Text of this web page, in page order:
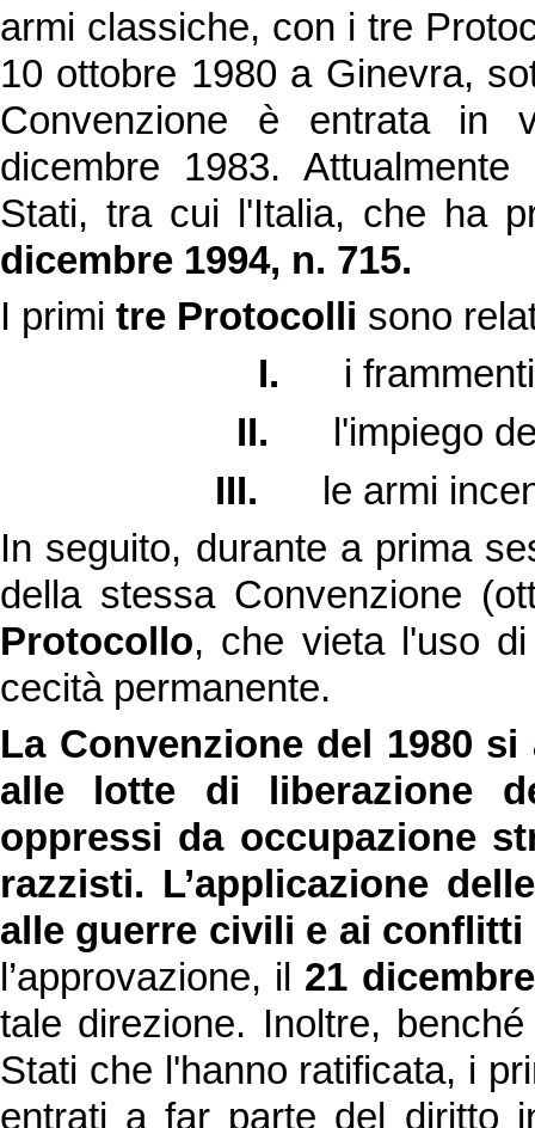
armi classiche, con i tre
10 ottobre 1980 a Ginevra,
Convenzione è entrata in
dicembre 1983.
Stati, tra cui l'Italia, che ha
dicembre 1994, n. 715.
I primi tre Protocolli sono
I.
i
II.
l'impiego
III.
le armi
In seguito, durante a prima
della stessa Convenzione
Protocollo, che vieta l'uso
cecità permanente.
La Convenzione del 1980
alle lotte di liberazione
oppressi da occupazione
razzisti. L’applicazione
alle guerre civili e ai
l’approvazione, il 21
tale direzione. Inoltre,
Stati che l'hanno ratificata, i
entrati a far parte del diritto